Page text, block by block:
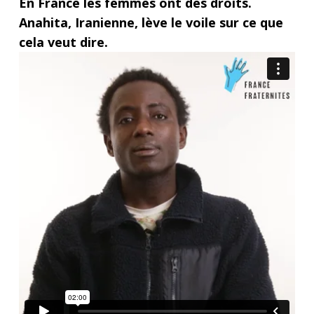
Anahita, Iranienne, lève le voile sur ce que
cela veut dire.